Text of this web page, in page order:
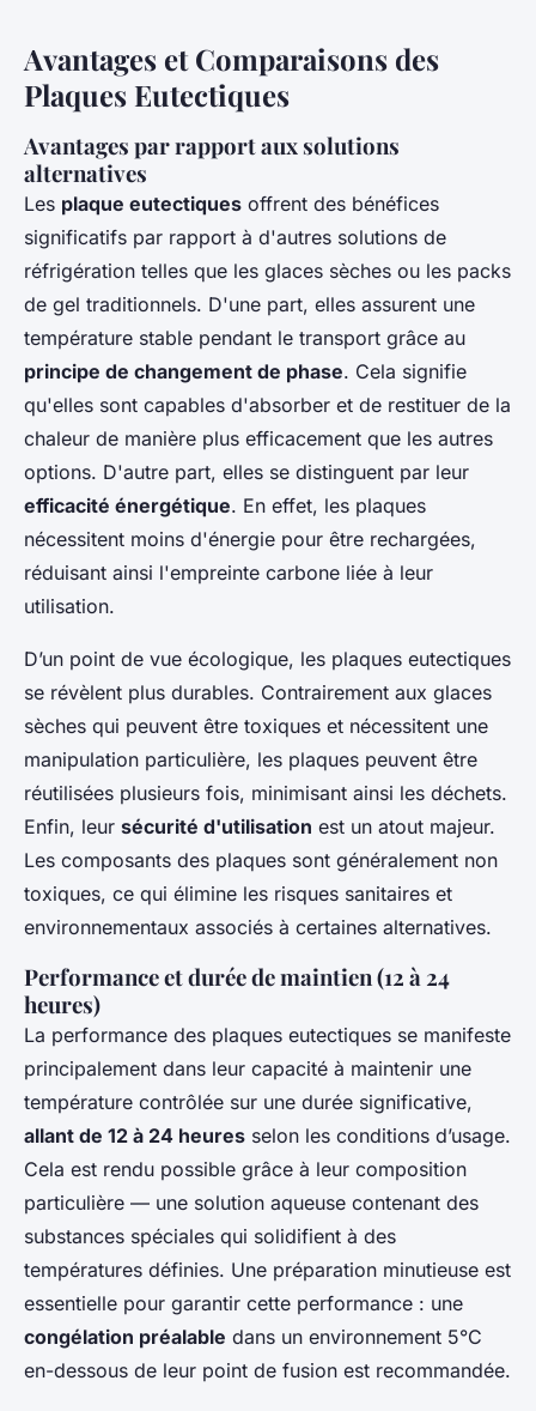
Avantages et Comparaisons des
Plaques Eutectiques
Avantages par rapport aux solutions
alternatives
Les plaque eutectiques offrent des bénéfices
significatifs par rapport à d'autres solutions de
réfrigération telles que les glaces sèches ou les packs
de gel traditionnels. D'une part, elles assurent une
température stable pendant le transport grâce au
principe de changement de phase. Cela signifie
qu'elles sont capables d'absorber et de restituer de la
chaleur de manière plus efficacement que les autres
options. D'autre part, elles se distinguent par leur
efficacité énergétique. En effet, les plaques
nécessitent moins d'énergie pour être rechargées,
réduisant ainsi l'empreinte carbone liée à leur
utilisation.
D’un point de vue écologique, les plaques eutectiques
se révèlent plus durables. Contrairement aux glaces
sèches qui peuvent être toxiques et nécessitent une
manipulation particulière, les plaques peuvent être
réutilisées plusieurs fois, minimisant ainsi les déchets.
Enfin, leur sécurité d'utilisation est un atout majeur.
Les composants des plaques sont généralement non
toxiques, ce qui élimine les risques sanitaires et
environnementaux associés à certaines alternatives.
Performance et durée de maintien (12 à 24
heures)
La performance des plaques eutectiques se manifeste
principalement dans leur capacité à maintenir une
température contrôlée sur une durée significative,
allant de 12 à 24 heures selon les conditions d’usage.
Cela est rendu possible grâce à leur composition
particulière — une solution aqueuse contenant des
substances spéciales qui solidifient à des
températures définies. Une préparation minutieuse est
essentielle pour garantir cette performance : une
congélation préalable dans un environnement 5°C
en-dessous de leur point de fusion est recommandée.